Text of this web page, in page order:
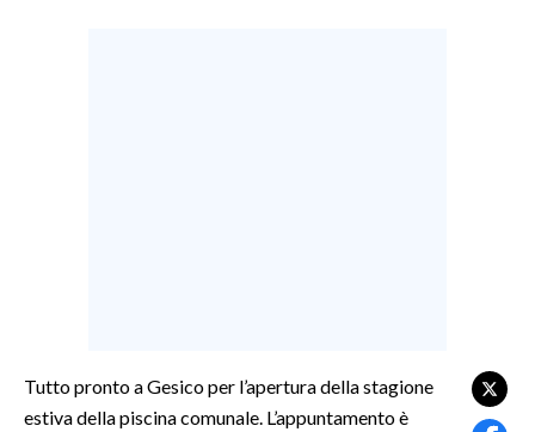
SPETTACOLI
Tutto pronto a Gesico per l’apertura della stagione
estiva della piscina comunale. L’appuntamento è